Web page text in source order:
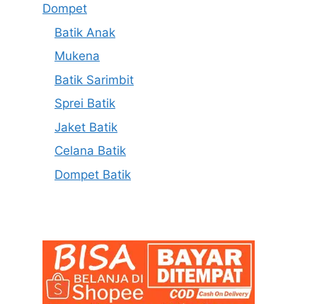
Dompet
Batik Anak
Mukena
Batik Sarimbit
Sprei Batik
Jaket Batik
Celana Batik
Dompet Batik